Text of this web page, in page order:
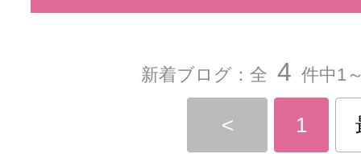
新着ブログ：全 4 件中1
< 1